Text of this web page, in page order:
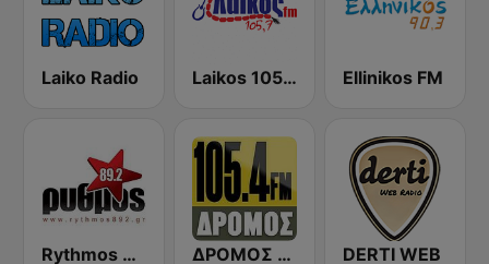
Laiko Radio Laikos 105.7 FM (Λαϊκός fm) Ellinikos FM
Rythmos 89.2 FM ΔΡΟΜΟΣ FM 105.4 DROMOS FM 105.4 DERTI WEB